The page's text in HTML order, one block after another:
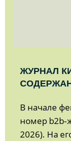
ЖУРНАЛ
В начале
номер
2026). На